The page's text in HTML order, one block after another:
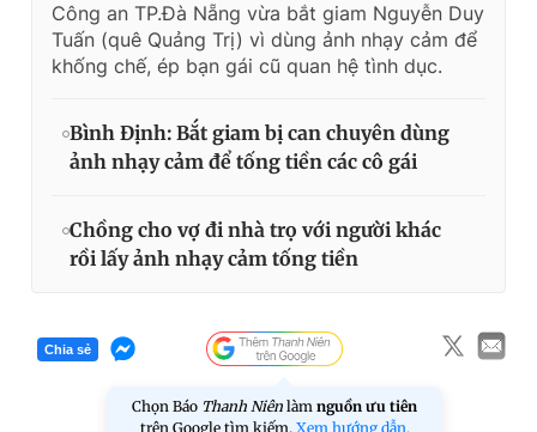
Công an TP.Đà Nẵng vừa bắt giam Nguyễn Duy
Tuấn (quê Quảng Trị) vì dùng ảnh nhạy cảm để
khống chế, ép bạn gái cũ quan hệ tình dục.
Bình Định: Bắt giam bị can chuyên dùng
ảnh nhạy cảm để tống tiền các cô gái
Chồng cho vợ đi nhà trọ với người khác
rồi lấy ảnh nhạy cảm tống tiền
Chia sẻ
Chọn Báo Thanh Niên làm nguồn ưu tiên
trên Google tìm kiếm. Xem hướng dẫn.